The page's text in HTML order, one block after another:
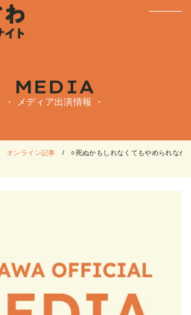
MEDIA
・ メディア出演情報 ・
オンライン記事 ○死ぬかもしれなくてもやめられなか